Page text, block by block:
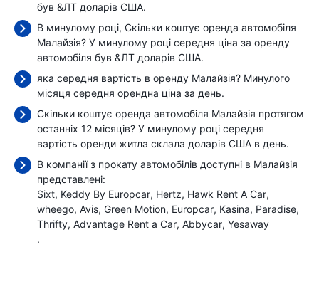
був &ЛТ доларів США.
В минулому році, Скільки коштує оренда автомобіля
Малайзія? У минулому році середня ціна за оренду
автомобіля був &ЛТ доларів США.
яка середня вартість в оренду Малайзія? Минулого
місяця середня орендна ціна за день.
Скільки коштує оренда автомобіля Малайзія протягом
останніх 12 місяців? У минулому році середня
вартість оренди житла склала доларів США в день.
В компанії з прокату автомобілів доступні в Малайзія
представлені:
Sixt Keddy By Europcar Hertz Hawk Rent A Car
wheego Avis Green Motion Europcar Kasina Paradise
Thrifty Advantage Rent a Car Abbycar Yesaway
.